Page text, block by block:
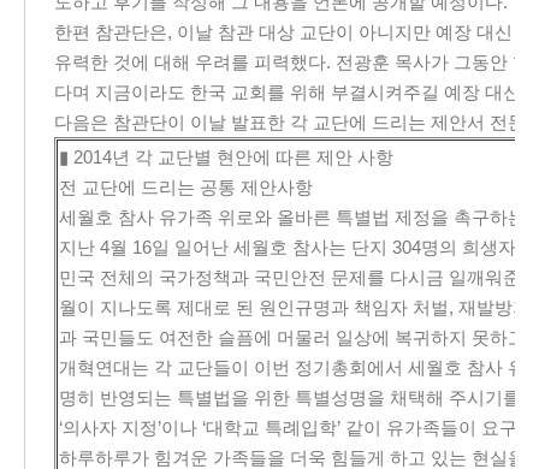
한편 참관단은, 이날 참관 대상 교단이 아니지만 예장 대신
유력한 것에 대해 우려를 피력했다. 전광훈 목사가 그동안
다며 지금이라도 한국 교회를 위해 부결시켜주길 예장 대신
다음은 참관단이 이날 발표한 각 교단에 드리는 제안서 전문
▮ 2014년 각 교단별 현안에 따른 제안 사항
전 교단에 드리는 공통 제안사항
세월호 참사 유가족 위로와 올바른 특별법 제정을 촉구하는
지난 4월 16일 일어난 세월호 참사는 단지 304명의 희생자
민국 전체의 국가정책과 국민안전 문제를 다시금 일깨워준
월이 지나도록 제대로 된 원인규명과 책임자 처벌, 재발방
과 국민들도 여전한 슬픔에 머물러 일상에 복귀하지 못하고
개혁연대는 각 교단들이 이번 정기총회에서 세월호 참사 유
명히 반영되는 특별법을 위한 특별성명을 채택해 주시기를
‘의사자 지정’이나 ‘대학교 특례입학’ 같이 유가족들이 요구
하루하루가 힘겨운 가족들을 더욱 힘들게 하고 있는 현실을